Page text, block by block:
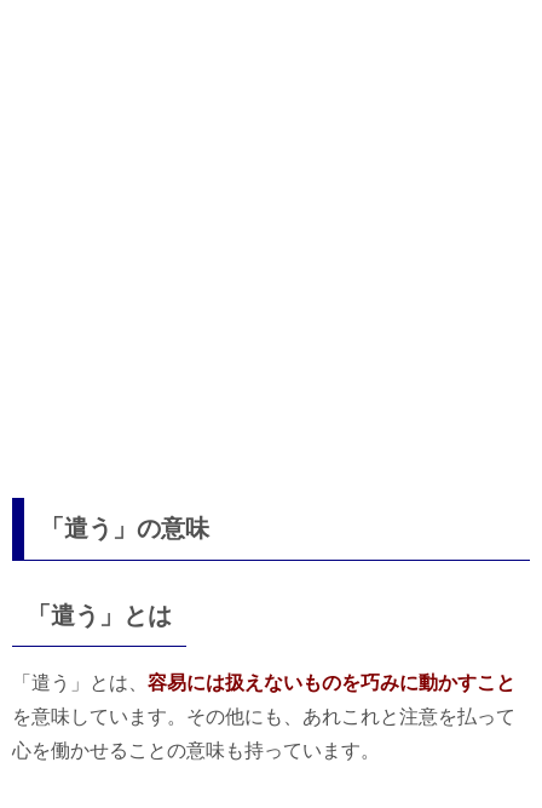
「遣う」の意味
「遣う」とは
「遣う」とは、 容易には扱えないものを巧みに動かすこと
を意味しています。その他にも、あれこれと注意を払って
心を働かせることの意味も持っています。